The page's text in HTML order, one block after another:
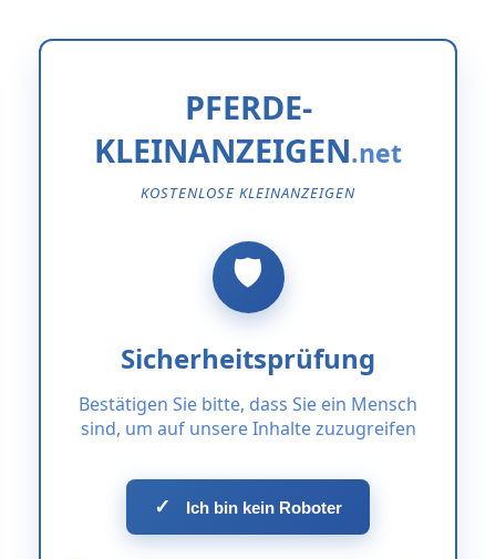
PFERDE-
KLEINANZEIGEN
KOSTENLOSE KLEINANZEIGEN
Sicherheitsprüfung
Bestätigen Sie bitte, dass Sie ein Mensch
sind, um auf unsere Inhalte zuzugreifen
✓ Ich bin kein Roboter